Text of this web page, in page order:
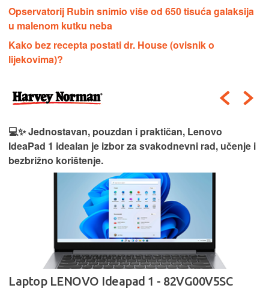
Opservatorij Rubin snimio više od 650 tisuća galaksija
u malenom kutku neba
Kako bez recepta postati dr. House (ovisnik o
lijekovima)?
💻✨ Jednostavan, pouzdan i praktičan, Lenovo
IdeaPad 1 idealan je izbor za svakodnevni rad, učenje i
bezbrižno korištenje.
Laptop LENOVO Ideapad 1 - 82VG00V5SC